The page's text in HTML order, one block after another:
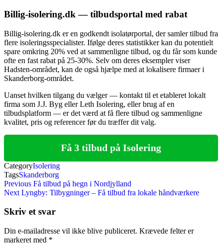
Billig-isolering.dk — tilbudsportal med rabat
Billig-isolering.dk er en godkendt isolatørportal, der samler tilbud fra
flere isoleringsspecialister. Ifølge deres statistikker kan du potentielt
spare omkring 20% ved at sammenligne tilbud, og du får som kunde
ofte en fast rabat på 25-30%. Selv om deres eksempler viser
Hadsten-området, kan de også hjælpe med at lokalisere firmaer i
Skanderborg-området.
Uanset hvilken tilgang du vælger — kontakt til et etableret lokalt
firma som J.J. Byg eller Leth Isolering, eller brug af en
tilbudsplatform — er det værd at få flere tilbud og sammenligne
kvalitet, pris og referencer før du træffer dit valg.
Få 3 tilbud på Isolering
CategoryIsolering
TagsSkanderborg
Indlægsnavigation
Previous
Post
Previous Få tilbud på hegn i Nordjylland
Next
Next Lyngby: Tilbygninger – Få tilbud fra lokale håndværkere
Skriv et svar
Din e-mailadresse vil ikke blive publiceret. Krævede felter er
markeret med *